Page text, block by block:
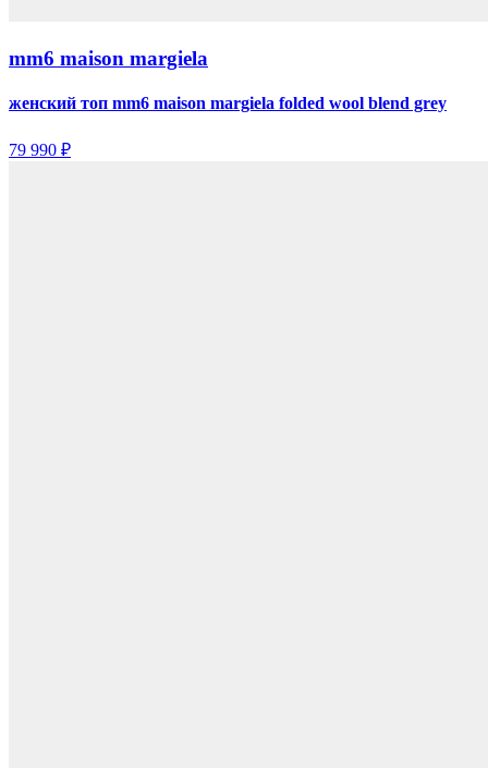
mm6 maison margiela
женский топ mm6 maison margiela folded wool blend grey
79 990 ₽